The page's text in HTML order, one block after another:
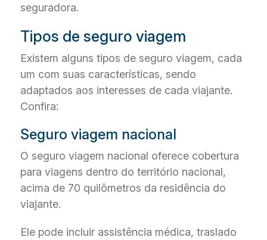
seguradora.
Tipos de seguro viagem
Existem alguns tipos de seguro viagem, cada
um com suas características, sendo
adaptados aos interesses de cada viajante.
Confira:
Seguro viagem nacional
O seguro viagem nacional oferece cobertura
para viagens dentro do território nacional,
acima de 70 quilômetros da residência do
viajante.
Ele pode incluir assistência médica, traslado